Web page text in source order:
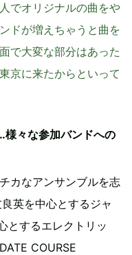
でオリジナルの曲をや
ドが増えちゃうと曲を
で大変な部分はあった
京に来たからといって
々な参加バンドへの
カなアンサンブルを志
英を中心とするジャ
とするエレクトリッ
COURSE